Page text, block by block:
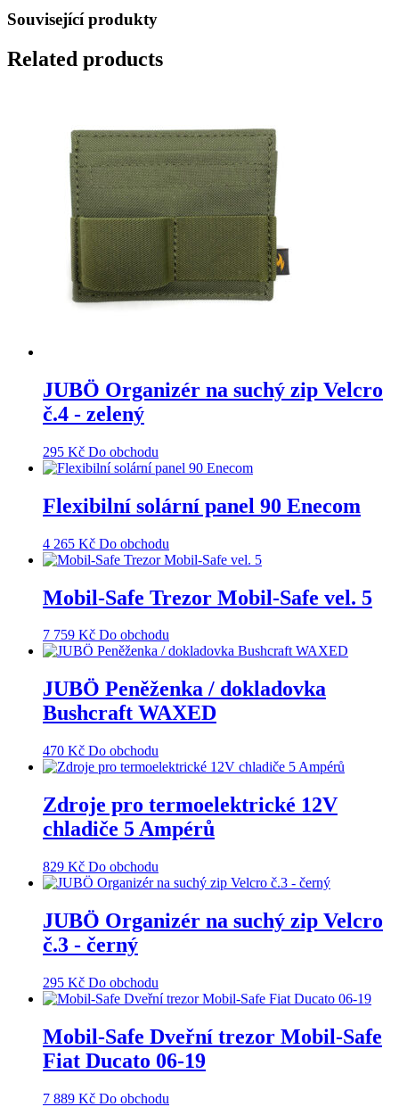
Související produkty
Related products
JUBÖ Organizér na suchý zip Velcro
č.4 - zelený
295 Kč Do obchodu
Flexibilní solární panel 90 Enecom
4 265 Kč Do obchodu
Mobil-Safe Trezor Mobil-Safe vel. 5
7 759 Kč Do obchodu
JUBÖ Peněženka / dokladovka
Bushcraft WAXED
470 Kč Do obchodu
Zdroje pro termoelektrické 12V
chladiče 5 Ampérů
829 Kč Do obchodu
JUBÖ Organizér na suchý zip Velcro
č.3 - černý
295 Kč Do obchodu
Mobil-Safe Dveřní trezor Mobil-Safe
Fiat Ducato 06-19
7 889 Kč Do obchodu